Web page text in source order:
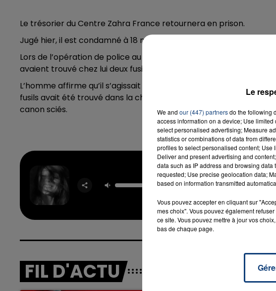
Le trésorier du Centre Zahra France retournera en prison.
Jugé hier, il est condamné à 18 mois de prison, dont un an avec
Lors de l’opération de police au début du mois qui avait visé
avaient trouvé chez lui deux fusils chargés et plus de 200 munitions.
L’homme affirme qu’il s’agissait d’un leg familial qu’il conservait
fusils avait été trouvé dans la chambre à coucher, l'autre arme
canon sciés.
Petal
ARIANA
FIL D'ACTU
Le
We and our (447) partnersdo the following
access information on a device; Use
select personalised advertising; Measure
statistics or combinations of data from
profiles to select personalised content; Use
Deliver and present advertising and
data such as IP address and browsing
requested; Use precise geolocation data;
based on information transmitted
Vous pouvez accepter en cliquant sur
mes choix". Vous pouvez également
ce site. Vous pouvez mettre à jour vos
bas de chaque page.